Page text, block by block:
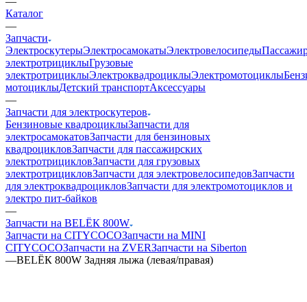
Каталог
—
Запчасти
ЭлектроскутерыЭлектросамокатыЭлектровелосипеды
электротрициклыГрузовые
электротрициклыЭлектроквадроциклыЭлектромотоциклы
мотоциклыДетский транспортАксессуары
—
Запчасти для электроскутеров
Бензиновые квадроциклыЗапчасти для
электросамокатовЗапчасти для бензиновых
квадроцикловЗапчасти для пассажирских
электротрицикловЗапчасти для грузовых
электротрицикловЗапчасти для электровелосипедовЗапчасти
для электроквадроцикловЗапчасти для электромотоциклов и
электро пит-байков
—
Запчасти на BELЁК 800W
Запчасти на CITYCOCOЗапчасти на MINI
CITYCOCOЗапчасти на ZVERЗапчасти на Siberton
—BELЁК 800W Задняя лыжа (левая/правая)